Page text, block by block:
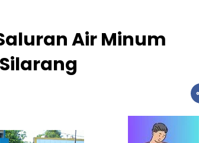
Air Minum